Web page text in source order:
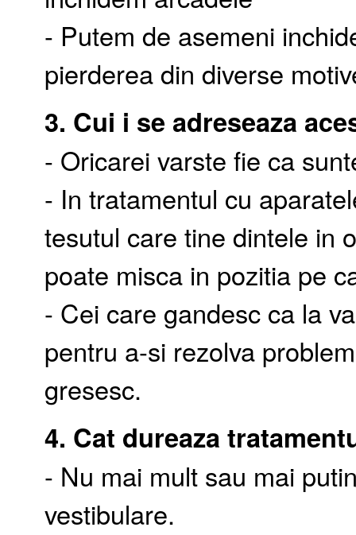
- Putem de asemeni
pierderea din diverse
3. Cui i se adreseaza
- Oricarei varste fie ca
- In tratamentul cu
tesutul care tine dintele in
poate misca in pozitia pe
- Cei care gandesc ca la
pentru a-si rezolva
gresesc.
4. Cat dureaza
- Nu mai mult sau mai
vestibulare.